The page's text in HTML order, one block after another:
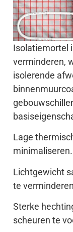
Isolatiemortel
verminderen,
isolerende
Lage
minimaliseren.
Lichtgewicht
te
Sterke
scheuren te